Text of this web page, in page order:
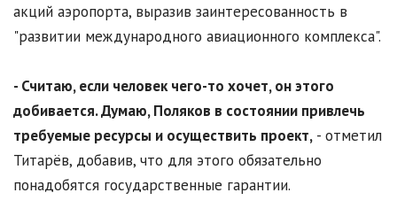
акций аэропорта, выразив заинтересованность в
"развитии международного авиационного комплекса".
- Считаю, если человек чего-то хочет, он этого
добивается. Думаю, Поляков в состоянии привлечь
требуемые ресурсы и осуществить проект, - отметил
Титарёв, добавив, что для этого обязательно
понадобятся государственные гарантии.